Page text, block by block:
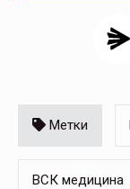
Метки
ВСК медицина